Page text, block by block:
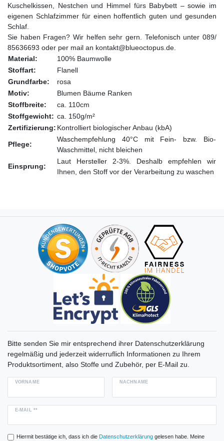
Kuschelkissen, Nestchen und Himmel fürs Babybett – sowie im
eigenen Schlafzimmer für einen hoffentlich guten und gesunden
Schlaf.
Sie haben Fragen? Wir helfen sehr gern. Telefonisch unter 089/
85636693 oder per mail an kontakt@blueoctopus.de.
Material:
100% Baumwolle
Stoffart:
Flanell
Grundfarbe:
rosa
Motiv:
Blumen Bäume Ranken
Stoffbreite:
ca. 110cm
Stoffgewicht: ca. 150g/m²
Zertifizierung: Kontrolliert biologischer Anbau (kbA)
Pflege:
Waschempfehlung 40°C mit Fein- bzw. Bio-
Waschmittel, nicht bleichen
Einsprung:
Laut Hersteller 2-3%. Deshalb empfehlen wir
Ihnen, den Stoff vor der Verarbeitung zu waschen
Bitte senden Sie mir entsprechend ihrer Datenschutzerklärung
regelmäßig und jederzeit widerruflich Informationen zu Ihrem
Produktsortiment, also Stoffe und Zubehör, per E-Mail zu.
VORNAME NACHNAME
E-MAIL **
Hiermit bestätige ich, dass ich die Daten­schutz­erklärunggelesen habe. Meine